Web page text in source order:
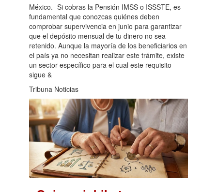
México.- Si cobras la Pensión IMSS o ISSSTE, es
fundamental que conozcas quiénes deben
comprobar supervivencia en junio para garantizar
que el depósito mensual de tu dinero no sea
retenido. Aunque la mayoría de los beneficiarios en
el país ya no necesitan realizar este trámite, existe
un sector específico para el cual este requisito
sigue &
Tribuna Noticias